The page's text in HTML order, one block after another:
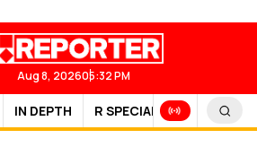
Aug 8, 202605:32 PM
IN DEPTH R SPECIAL SPORTS